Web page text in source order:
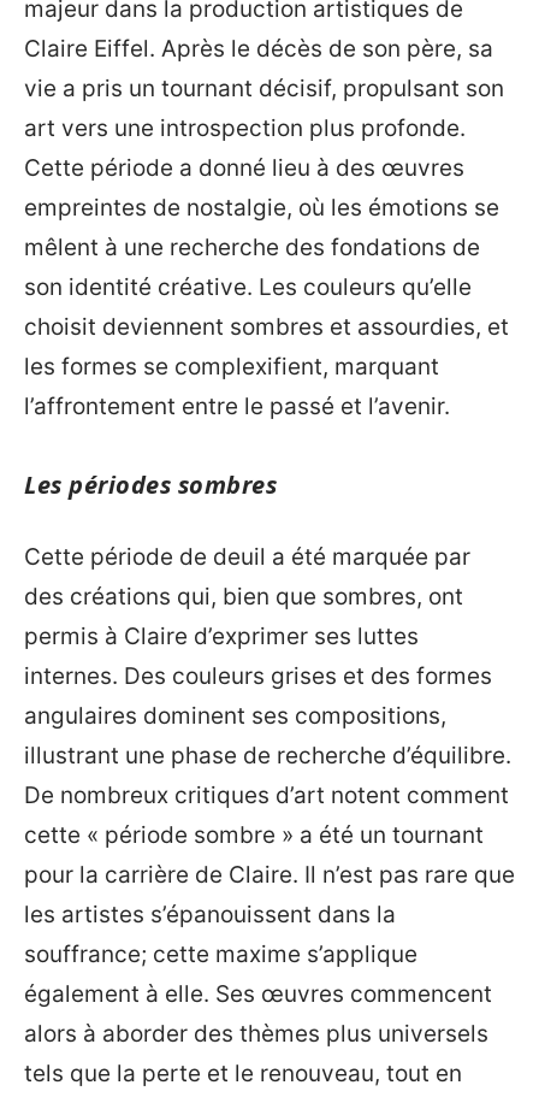
majeur dans la production artistiques de
Claire Eiffel. Après le décès de son père, sa
vie a pris un tournant décisif, propulsant son
art vers une introspection plus profonde.
Cette période a donné lieu à des œuvres
empreintes de nostalgie, où les émotions se
mêlent à une recherche des fondations de
son identité créative. Les couleurs qu’elle
choisit deviennent sombres et assourdies, et
les formes se complexifient, marquant
l’affrontement entre le passé et l’avenir.
Les périodes sombres
Cette période de deuil a été marquée par
des créations qui, bien que sombres, ont
permis à Claire d’exprimer ses luttes
internes. Des couleurs grises et des formes
angulaires dominent ses compositions,
illustrant une phase de recherche d’équilibre.
De nombreux critiques d’art notent comment
cette « période sombre » a été un tournant
pour la carrière de Claire. Il n’est pas rare que
les artistes s’épanouissent dans la
souffrance; cette maxime s’applique
également à elle. Ses œuvres commencent
alors à aborder des thèmes plus universels
tels que la perte et le renouveau, tout en